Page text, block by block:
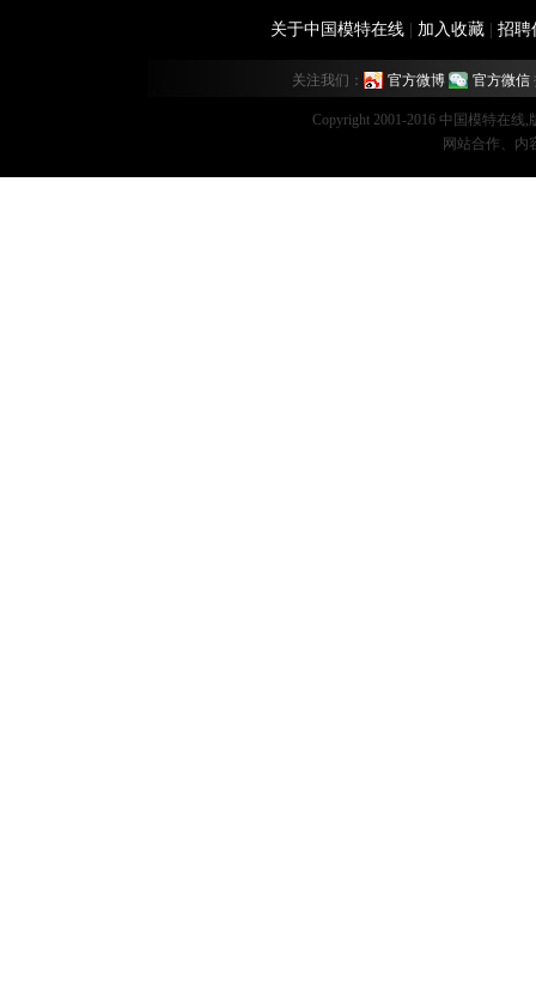
关于中国模特在线 加入收藏 招聘
关注我们： 官方微博 官方微信
Copyright 2001-2016 中国模特在线
网站合作、内